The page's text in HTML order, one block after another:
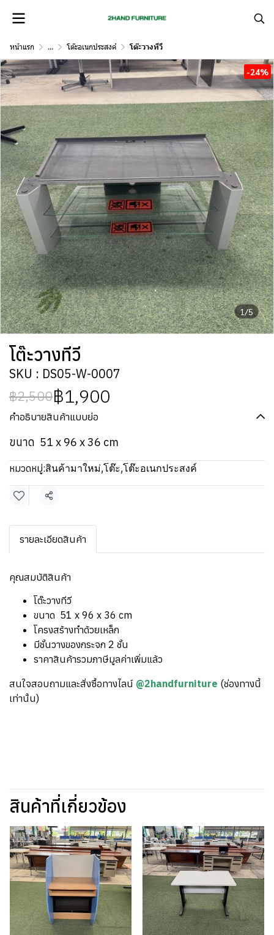
หน้าแรก ... โต๊ะอเนกประสงค์ โต๊ะวางทีวี
1/5
-24%
โต๊ะวางทีวี
SKU : DS05-W-0007
฿2,500฿1,900
คำอธิบายสินค้าแบบย่อ
ขนาด 51 x 96 x 36 cm
หมวดหมู่:สินค้ามาใหม่,โต๊ะ,โต๊ะอเนกประสงค์
แชร์
รายละเอียดสินค้า
คุณสมบัติสินค้า
โต๊ะวางทีวี
ขนาด 51 x 96 x 36 cm
โครงสร้างทำด้วยเหล็ก
มีชั้นวางของกระจก 2 ชั้น
ราคาสินค้ารวมภาษีมูลค่าเพิ่มแล้ว
สนใจสอบถามและสั่งซื้อทางไลน์ @2handfurniture (ช่องทางนี้
เท่านั้น)
สินค้าที่เกี่ยวข้อง